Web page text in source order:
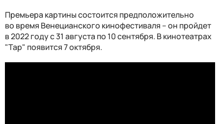
Премьера картины состоится предположительно
во время Венецианского кинофестиваля – он пройдет
в 2022 году с 31 августа по 10 сентября. В кинотеатрах
"Тар" появится 7 октября.